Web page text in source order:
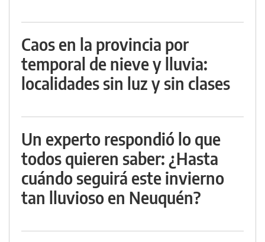
Caos en la provincia por
temporal de nieve y lluvia:
localidades sin luz y sin clases
Un experto respondió lo que
todos quieren saber: ¿Hasta
cuándo seguirá este invierno
tan lluvioso en Neuquén?